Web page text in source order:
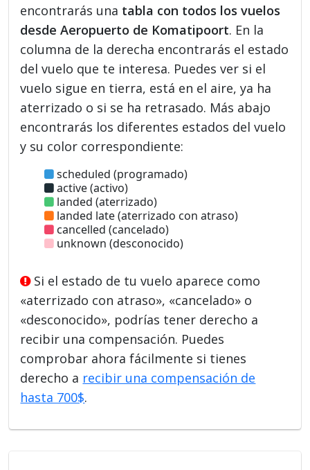
encontrarás una tabla con todos los vuelos
desde Aeropuerto de Komatipoort. En la
columna de la derecha encontrarás el estado
del vuelo que te interesa. Puedes ver si el
vuelo sigue en tierra, está en el aire, ya ha
aterrizado o si se ha retrasado. Más abajo
encontrarás los diferentes estados del vuelo
y su color correspondiente:
scheduled (programado)
active (activo)
landed (aterrizado)
landed late (aterrizado con atraso)
cancelled (cancelado)
unknown (desconocido)
Si el estado de tu vuelo aparece como
«aterrizado con atraso», «cancelado» o
«desconocido», podrías tener derecho a
recibir una compensación. Puedes
comprobar ahora fácilmente si tienes
derecho a recibir una compensación de
hasta 700$.